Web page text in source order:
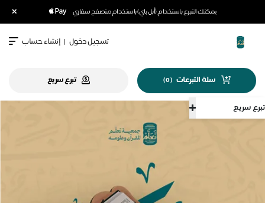
يمكنك التبرع باستخدام (أبل باي) باستخدام متصفح سفاري ×
تبرع سريع
تسجيل دخول | إنشاء حساب
سلة التبرعات (
0
) تبرع سريع